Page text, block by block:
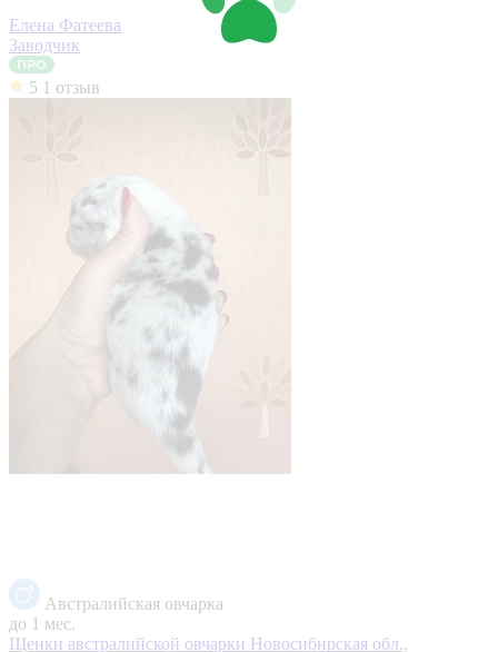
Елена Фатеева
Заводчик
5 1 отзыв
Австралийская овчарка
до 1 мес.
Щенки австралийской овчарки Новосибирская обл.,